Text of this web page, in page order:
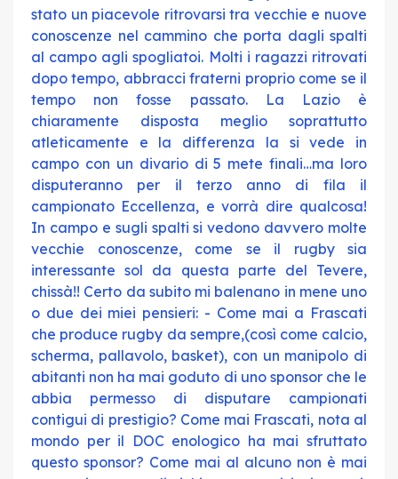
stato un piacevole ritrovarsi tra vecchie e nuove
conoscenze nel cammino che porta dagli spalti
al campo agli spogliatoi. Molti i ragazzi ritrovati
dopo tempo, abbracci fraterni proprio come se il
tempo non fosse passato. La Lazio è
chiaramente disposta meglio soprattutto
atleticamente e la differenza la si vede in
campo con un divario di 5 mete finali…ma loro
disputeranno per il terzo anno di fila il
campionato Eccellenza, e vorrà dire qualcosa!
In campo e sugli spalti si vedono davvero molte
vecchie conoscenze, come se il rugby sia
interessante sol da questa parte del Tevere,
chissà!! Certo da subito mi balenano in mene uno
o due dei miei pensieri: - Come mai a Frascati
che produce rugby da sempre,(così come calcio,
scherma, pallavolo, basket), con un manipolo di
abitanti non ha mai goduto di uno sponsor che le
abbia permesso di disputare campionati
contigui di prestigio? Come mai Frascati, nota al
mondo per il DOC enologico ha mai sfruttato
questo sponsor? Come mai al alcuno non è mai